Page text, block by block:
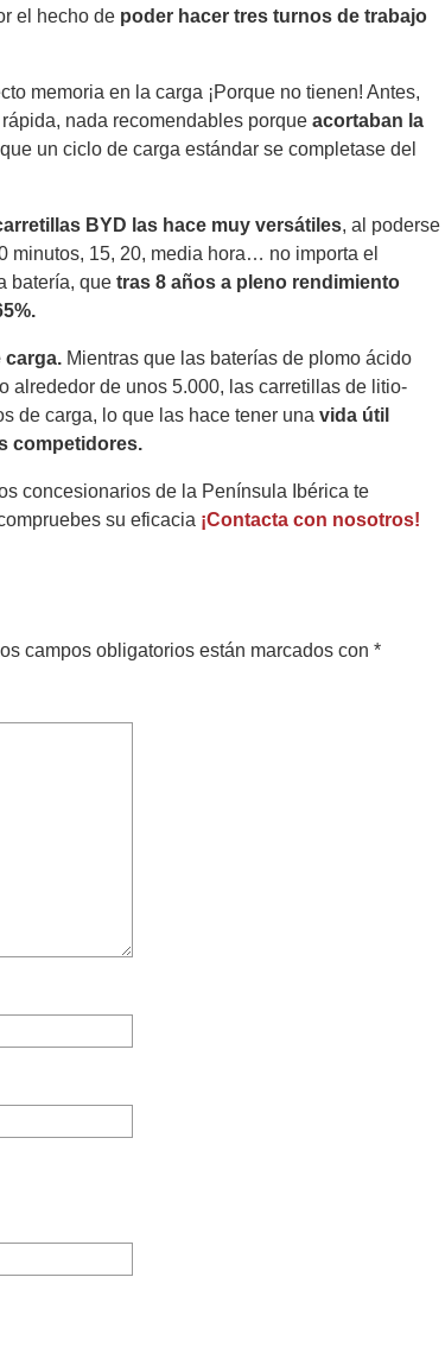
el hecho de poder hacer tres turnos de trabajo
memoria en la carga ¡Porque no tienen! Antes,
nada recomendables porque acortaban la
un ciclo de carga estándar se completase del
BYD las hace muy versátiles, al poderse
minutos, 15, 20, media hora… no importa el
batería, que tras 8 años a pleno rendimiento
carga. Mientras que las baterías de plomo ácido
alrededor de unos 5.000, las carretillas de litio-
de carga, lo que las hace tener una vida útil
competidores.
concesionarios de la Península Ibérica te
su eficacia ¡Contacta con nosotros!
campos obligatorios están marcados con *